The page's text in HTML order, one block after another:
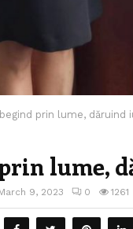
prin lume, dăruind
lume,
9, 2023 0 1261